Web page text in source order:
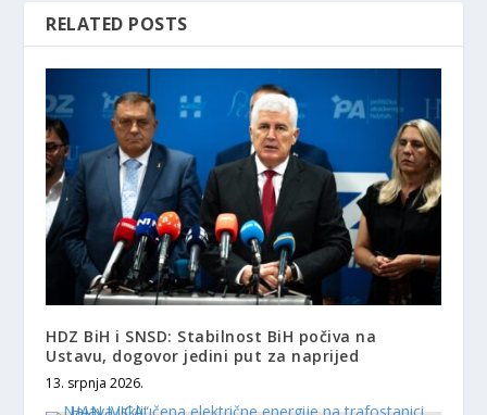
RELATED POSTS
HDZ BiH i SNSD: Stabilnost BiH počiva na
Ustavu, dogovor jedini put za naprijed
13. srpnja 2026.